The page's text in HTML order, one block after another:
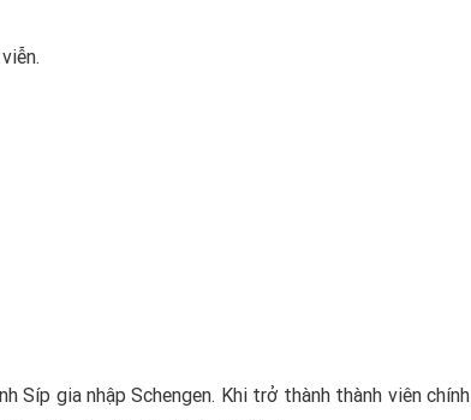
Síp gia nhập Schengen. Khi trở thành thành viên chính